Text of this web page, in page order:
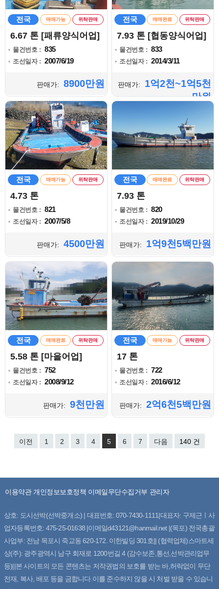
전국 매매가능 위탁판매
6.67 톤 [패류양식어업]
물건번호 : 835
조선일자 : 2007/6/19
판매가: 8900만원
전국 매매완료 위탁판매
7.93 톤 [협동양식어업]
물건번호 : 833
조선일자 : 2014/3/11
판매가:
1억2천~1억5천
만원
전국 매매가능 위탁판매
4.73 톤
물건번호 : 821
조선일자 : 2007/5/8
판매가: 4500만원
전국 매매완료 위탁판매
7.93 톤
물건번호 : 820
조선일자 : 2019/10/29
판매가: 1억9천5백만원
전국 매매완료 위탁판매
5.58 톤 [마을어업]
물건번호 : 752
조선일자 : 2008/9/12
판매가: 9천만원
전국 매매가능 위탁판매
17 톤
물건번호 : 722
조선일자 : 2016/6/12
판매가: 2억6천5백만원
이전 1 2 3 4 5 6 7 다음 140 건
이용약관 개인정보보호정책 이메일무단수집거부 관리자
상호: 도시선박(선박중개소) | 대표번호: 070-7430-1111|대표자: 구제근ㅣ사
업자등록번호: 475-25-01638 |이메일d43121@hanmail.net |(목포) 전국총괄
사업부: 전남 목포시 죽교동 620-172. 이한빌딩 301호|| (협력업체)스마트세
상(주): 광주광역시 남구 회재로 1200번길 4 (감수보존,통선,선박관리업무
등)||본 사이트의 모든 콘텐츠는 저작권법의 보호를 받는 바,허락없이 무단
전재, 복사, 배포 등을 금합니다.이를 준수하지 않을 시 처벌 받을 수 있습니